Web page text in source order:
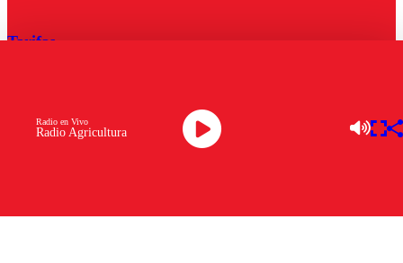
Radio Agricultura
Radio en Vivo
Tarifas
Descarga la APP